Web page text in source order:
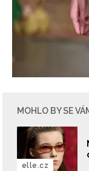
MOHLO BY SE
elle.cz